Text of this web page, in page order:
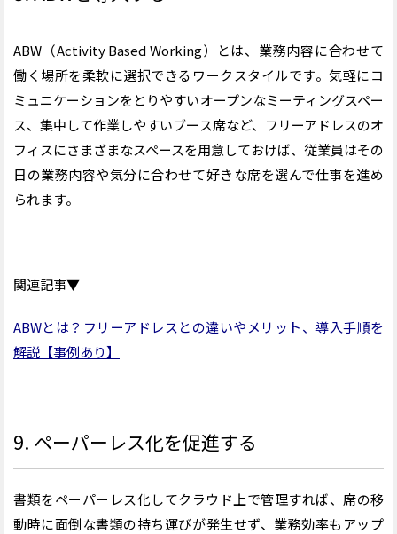
ABW（Activity Based Working）とは、業務内容に合わせて
働く場所を柔軟に選択できるワークスタイルです。気軽にコ
ミュニケーションをとりやすいオープンなミーティングスペー
ス、集中して作業しやすいブース席など、フリーアドレスのオ
フィスにさまざまなスペースを用意しておけば、従業員はその
日の業務内容や気分に合わせて好きな席を選んで仕事を進め
られます。
関連記事▼
ABWとは？フリーアドレスとの違いやメリット、導入手順を
解説【事例あり】
9. ペーパーレス化を促進する
書類をペーパーレス化してクラウド上で管理すれば、席の移
動時に面倒な書類の持ち運びが発生せず、業務効率もアップ